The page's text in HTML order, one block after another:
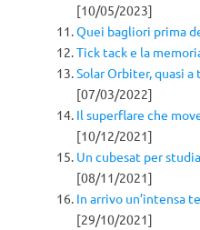
[10/05/2023]
Quei bagliori prima
Tick tack e la
Solar Orbiter, quasi
[07/03/2022]
Il superflare che
[10/12/2021]
Un cubesat per
[08/11/2021]
In arrivo un’intensa
[29/10/2021]